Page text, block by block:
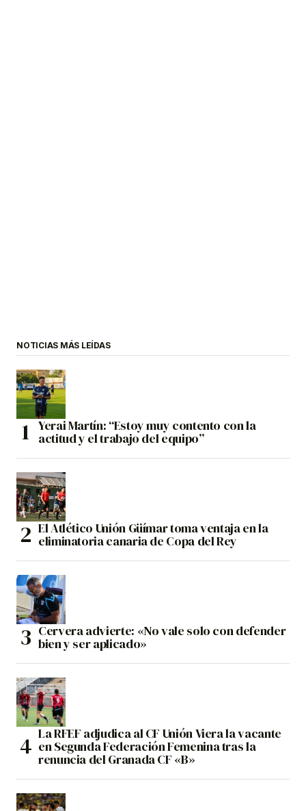
NOTICIAS MÁS LEÍDAS
Yerai Martín: “Estoy muy contento con la
actitud y el trabajo del equipo”
El Atlético Unión Güímar toma ventaja en la
eliminatoria canaria de Copa del Rey
Cervera advierte: «No vale solo con defender
bien y ser aplicado»
La RFEF adjudica al CF Unión Viera la vacante
en Segunda Federación Femenina tras la
renuncia del Granada CF «B»